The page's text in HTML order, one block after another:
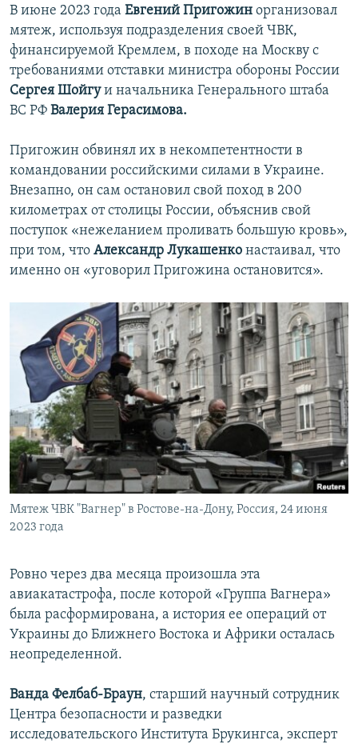
В июне 2023 года Евгений Пригожин организовал
мятеж, используя подразделения своей ЧВК,
финансируемой Кремлем, в походе на Москву с
требованиями отставки министра обороны России
Сергея Шойгуи начальника Генерального штаба
ВС РФ Валерия Герасимова.
Пригожин обвинял их в некомпетентности в
командовании российскими силами в Украине.
Внезапно, он сам остановил свой поход в 200
километрах от столицы России, объяснив свой
поступок «нежеланием проливать большую кровь»,
при том, что Александр Лукашенко настаивал, что
именно он «уговорил Пригожина остановится».
Мятеж ЧВК "Вагнер" в Ростове-на-Дону, Россия, 24 июня
2023 года
Ровно через два месяца произошла эта
авиакатастрофа, после которой «Группа Вагнера»
была расформирована, а история ее операций от
Украины до Ближнего Востока и Африки осталась
неопределенной.
Ванда Фелбаб-Браун, старший научный сотрудник
Центра безопасности и разведки
исследовательского Института Брукингса, эксперт